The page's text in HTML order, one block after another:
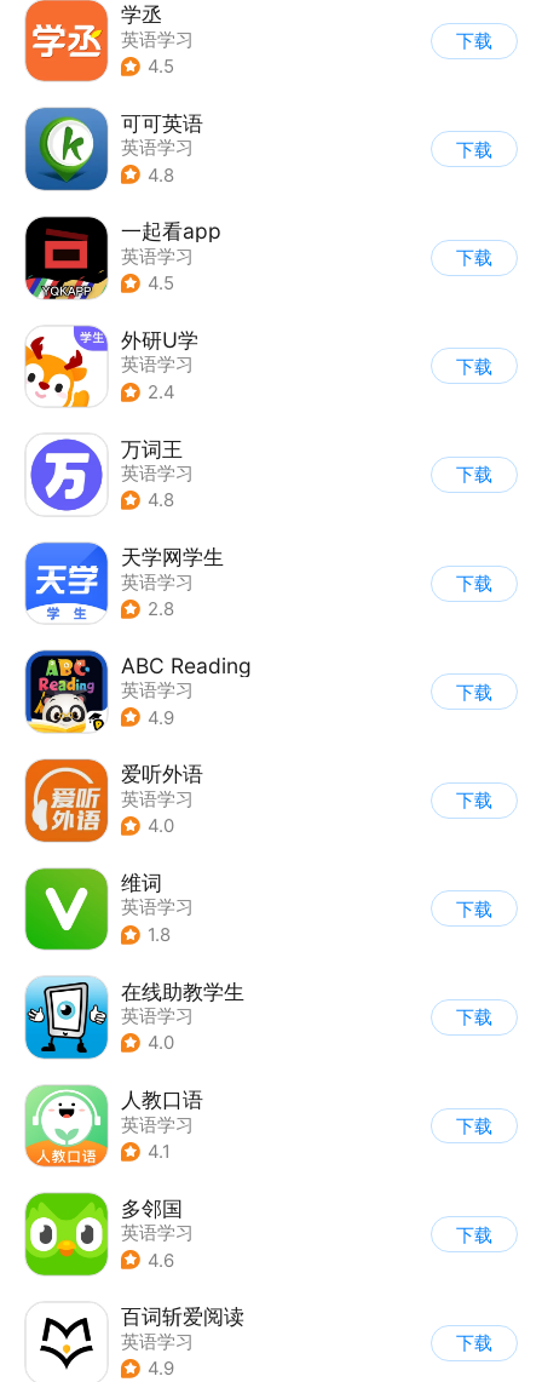
学丞
英语学习
4.5
下载
可可英语
英语学习
4.8
下载
一起看app
英语学习
4.5
下载
外研U学
英语学习
2.4
下载
万词王
英语学习
4.8
下载
天学网学生
英语学习
2.8
下载
ABC Reading
英语学习
4.9
下载
爱听外语
英语学习
4.0
下载
维词
英语学习
1.8
下载
在线助教学生
英语学习
4.0
下载
人教口语
英语学习
4.1
下载
多邻国
英语学习
4.6
下载
百词斩爱阅读
英语学习
4.9
下载